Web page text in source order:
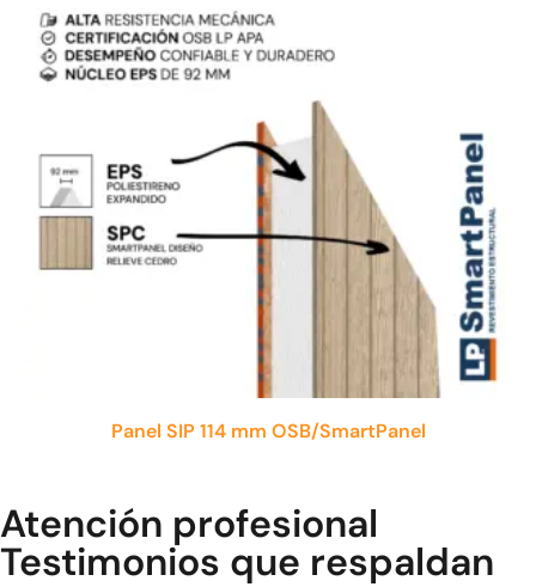
Panel SIP 114 mm OSB/SmartPanel
Atención profesional
Testimonios que respaldan